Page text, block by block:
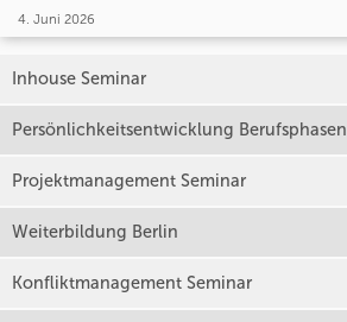
4. Juni 2026
Inhouse Seminar
Persönlichkeitsentwicklung Berufsphasen
Projektmanagement Seminar
Weiterbildung Berlin
Konfliktmanagement Seminar